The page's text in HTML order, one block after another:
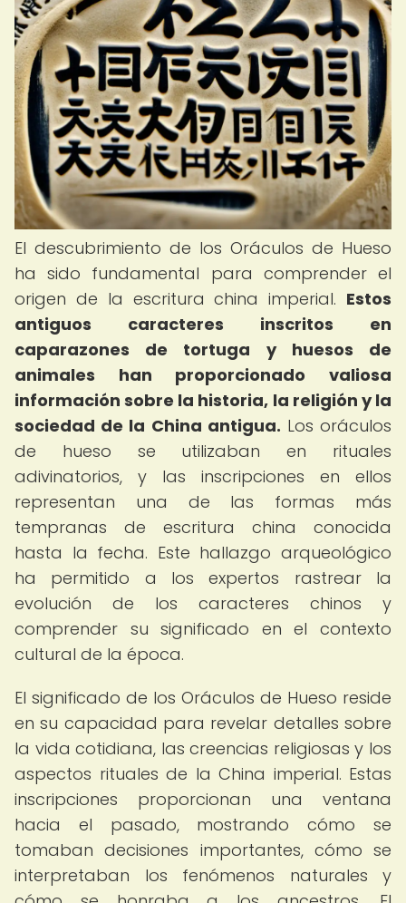
El descubrimiento de los Oráculos de Hueso
ha sido fundamental para comprender el
origen de la escritura china imperial. Estos
antiguos caracteres inscritos en
caparazones de tortuga y huesos de
animales han proporcionado valiosa
información sobre la historia, la religión y la
sociedad de la China antigua. Los oráculos
de hueso se utilizaban en rituales
adivinatorios, y las inscripciones en ellos
representan una de las formas más
tempranas de escritura china conocida
hasta la fecha. Este hallazgo arqueológico
ha permitido a los expertos rastrear la
evolución de los caracteres chinos y
comprender su significado en el contexto
cultural de la época.
El significado de los Oráculos de Hueso reside
en su capacidad para revelar detalles sobre
la vida cotidiana, las creencias religiosas y los
aspectos rituales de la China imperial. Estas
inscripciones proporcionan una ventana
hacia el pasado, mostrando cómo se
tomaban decisiones importantes, cómo se
interpretaban los fenómenos naturales y